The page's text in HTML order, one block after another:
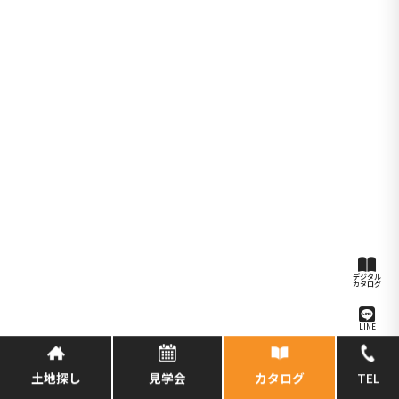
デジタル
カタログ
LINE
予約
© 正栄産業 SHOEIの家, All Rights Reserved.
土地探し 見学会 カタログ TEL